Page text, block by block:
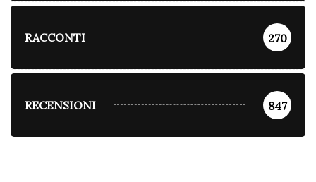
RACCONTI 270
RECENSIONI 847